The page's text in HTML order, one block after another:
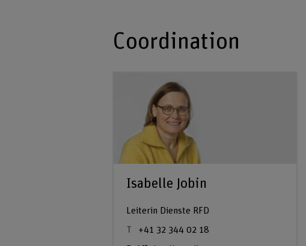
Coordination
Isabelle Jobin
Leiterin Dienste RFD
+41 32 344 02 18